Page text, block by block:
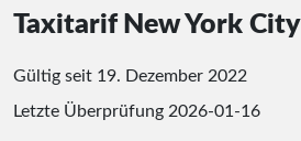
Taxitarif New York City
Gültig seit 19. Dezember 2022
Letzte Überprüfung 2026-01-16